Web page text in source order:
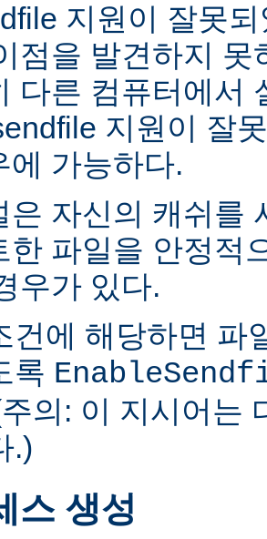
지원이 잘못
점을 발견하지
다른 컴퓨터에서
지원이 잘
에 가능하다.
은 자신의 캐쉬를
한 파일을 안정적
우가 있다.
건에 해당하면 파
록
의: 이 지시어는
.)
스 생성